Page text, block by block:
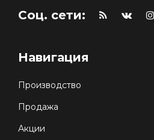
Соц. сети:
Навигация
Производство
Продажа
Акции